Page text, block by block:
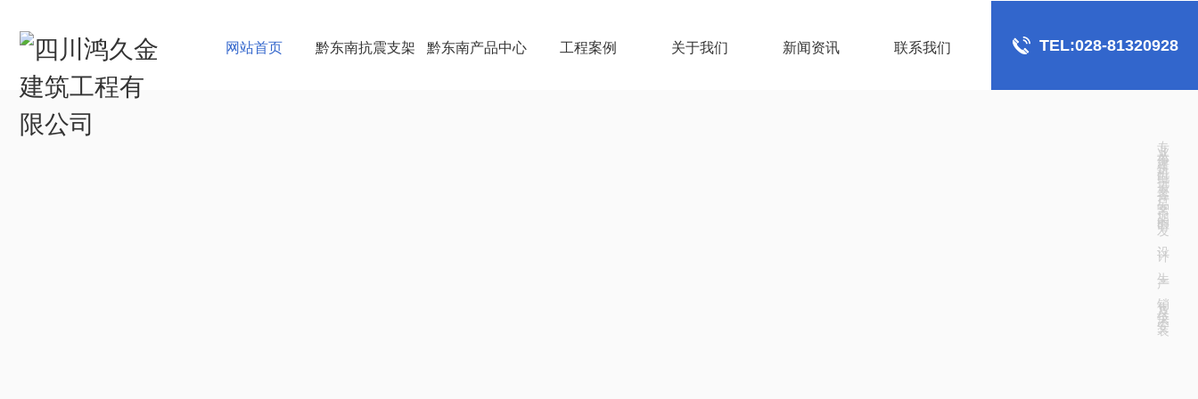
网站首页 黔东南抗震支架 黔东南产品中心 工程案例 关于我们 新闻资讯 联系我们 TEL:028-81320928
专业从事建筑机电抗震支撑产品支吊架的研发、设计、生产、销售及技术安装